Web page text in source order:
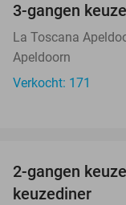
3-gangen
La Toscana
Apeldoorn
Verkocht: 171
2-gangen
keuzediner